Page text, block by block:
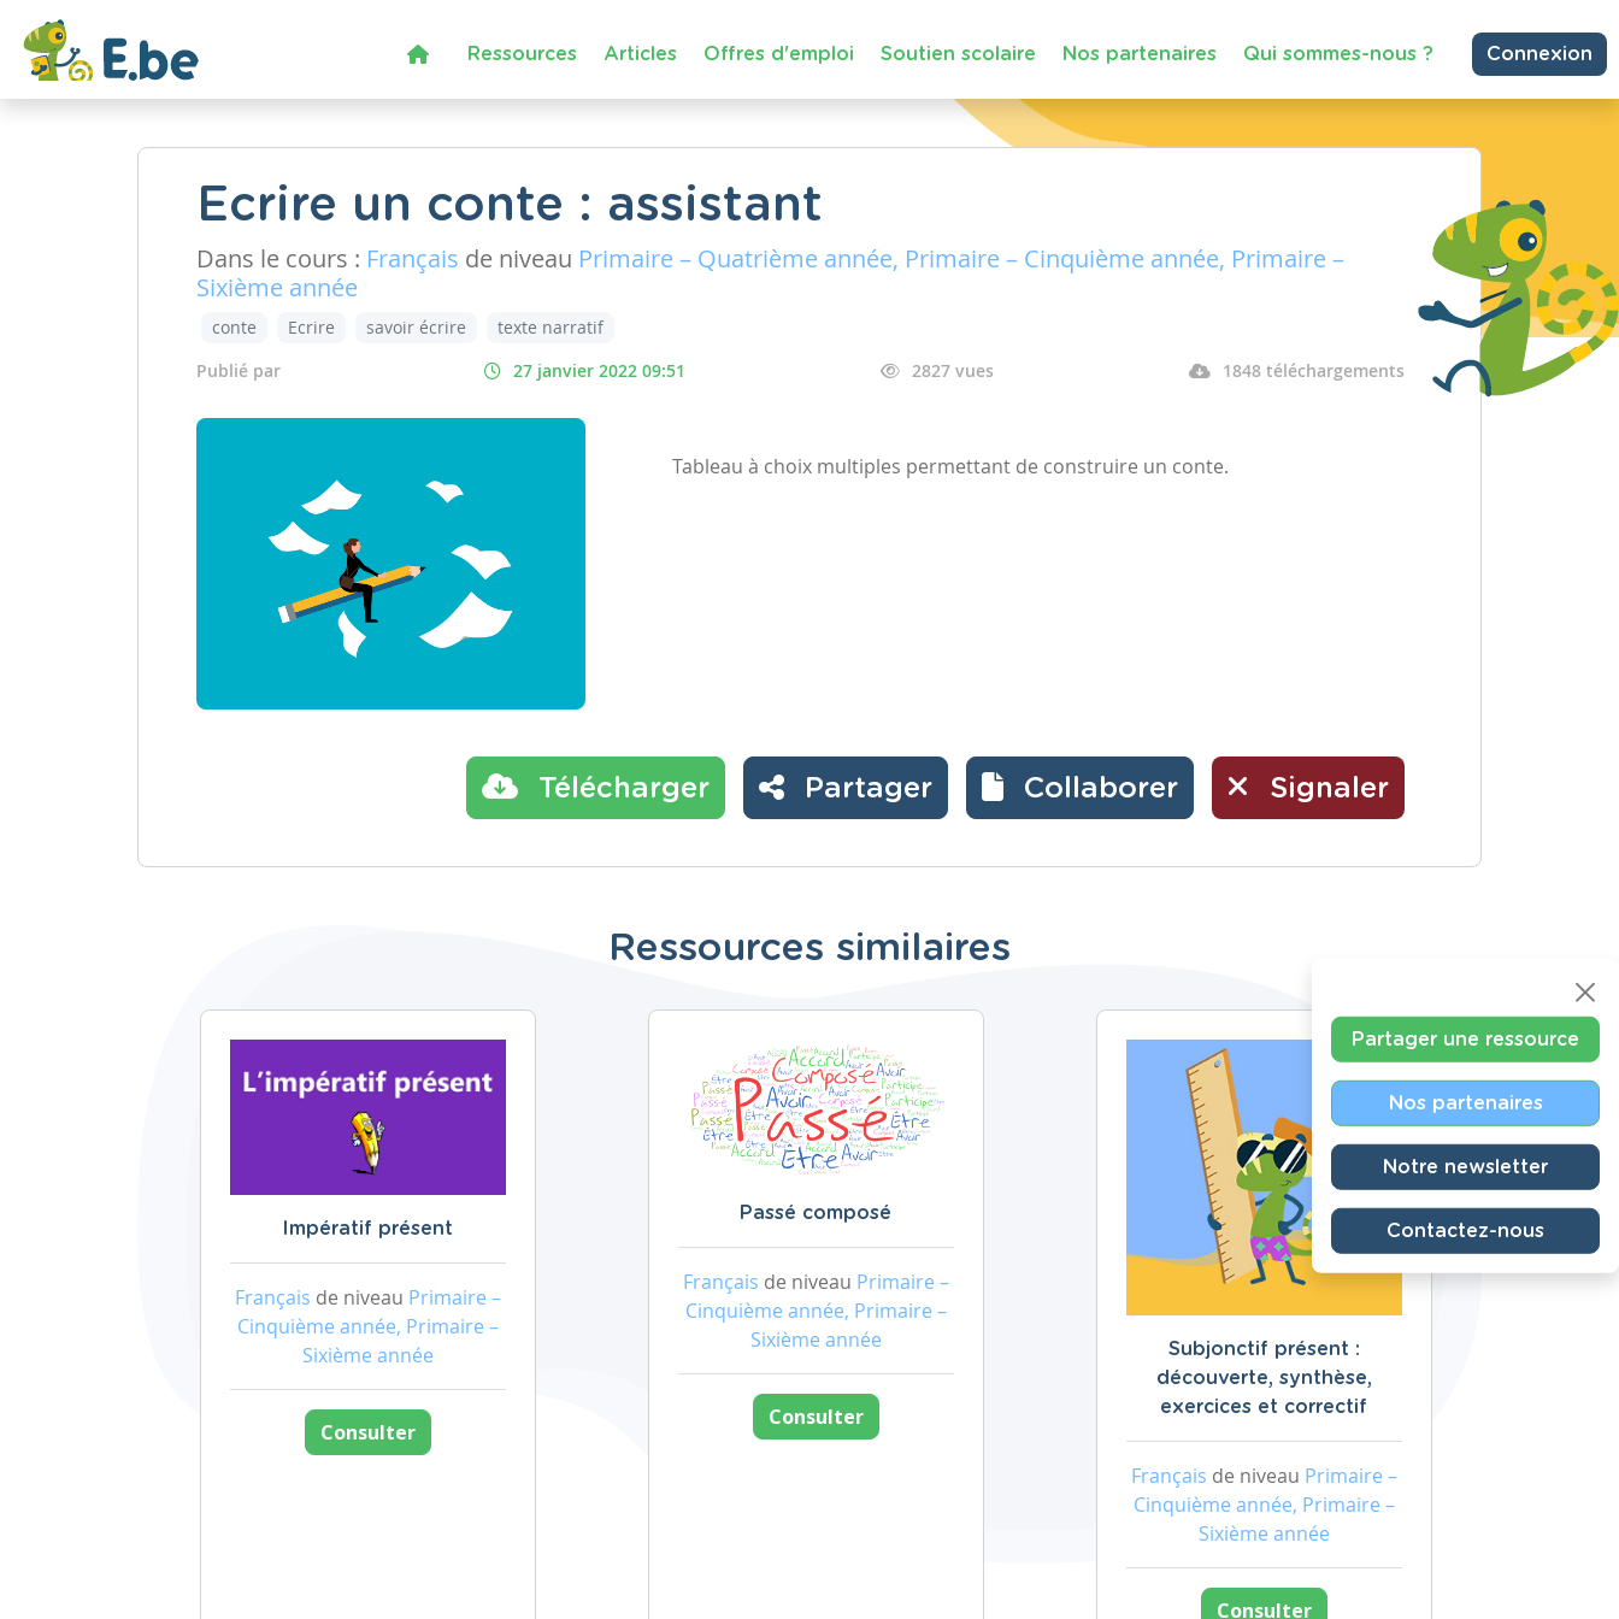
Ressources Articles Offres d'emploi Soutien scolaire Nos partenaires Qui sommes-nous ? Connexion
Ecrire un conte : assistant
Dans le cours : Français de niveau Primaire – Quatrième année, Primaire – Cinquième année, Primaire –
Sixième année
conte Ecrire savoir écrire
texte narratif
Publié par
27 janvier 2022 09:51 2827 vues 1848 téléchargements
Tableau à choix multiples permettant de construire un conte.
Télécharger Partager Collaborer Signaler
Ressources similaires
Impératif présent
Français de niveau Primaire –
Cinquième année, Primaire –
Sixième année
Consulter
Passé composé
Français de niveau Primaire –
Cinquième année, Primaire –
Sixième année
Consulter
Subjonctif présent :
découverte, synthèse,
exercices et correctif
Français de niveau Primaire –
Cinquième année, Primaire –
Sixième année
Consulter
Partager une ressource
Nos partenaires
Notre newsletter
Contactez-nous